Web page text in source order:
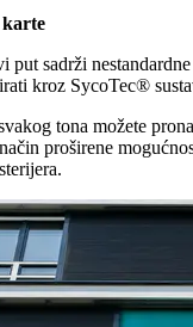
put sadrži
kroz SycoTec®
tona možete
proširene